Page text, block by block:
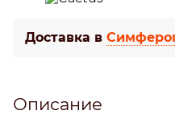
Доставка в
Описание